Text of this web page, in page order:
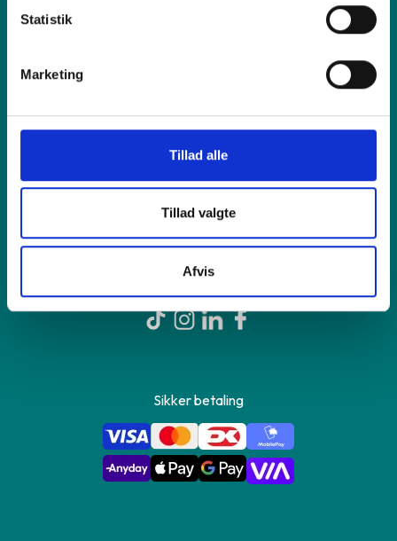
Statistik
Marketing
Tillad alle
Tillad valgte
Afvis
Inspiration
Hjælp
Shop online
Om GreenMind
Kontakt os
Sikker betaling